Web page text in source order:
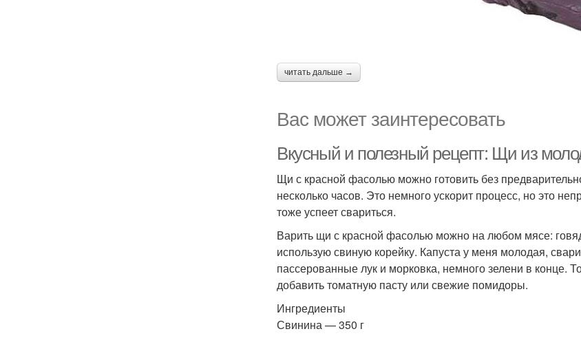
читать дальше →
Вас может заинтересовать
Вкусный и полезный рецепт: Щи из
Щи с красной фасолью можно готовить без
несколько часов. Это немного ускорит процесс, но это
тоже успеет свариться.
Варить щи с красной фасолью можно на любом мясе:
использую свиную корейку. Капуста у меня молодая,
пассерованные лук и морковка, немного зелени в конце.
добавить томатную пасту или свежие помидоры.
Ингредиенты
Свинина — 350 г